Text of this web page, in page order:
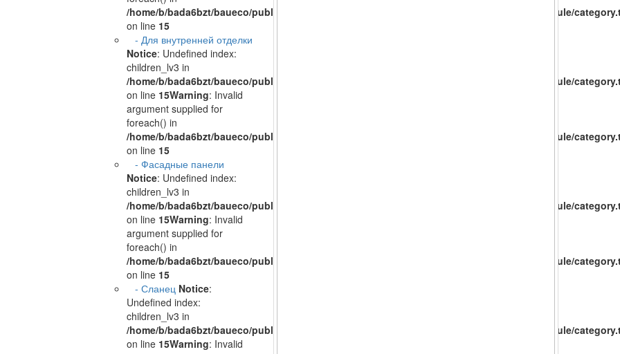
/home/b/bada6bzt/baueco/public_html/catalog/view/theme/baueco/template/extension/module/
on line 15
- Для внутренней отделки
Notice: Undefined index:
children_lv3 in
/home/b/bada6bzt/baueco/public_html/catalog/view/theme/baueco/template/extension/module/
on line 15Warning: Invalid
argument supplied for
foreach() in
/home/b/bada6bzt/baueco/public_html/catalog/view/theme/baueco/template/extension/module/
on line 15
- Фасадные панели
Notice: Undefined index:
children_lv3 in
/home/b/bada6bzt/baueco/public_html/catalog/view/theme/baueco/template/extension/module/
on line 15Warning: Invalid
argument supplied for
foreach() in
/home/b/bada6bzt/baueco/public_html/catalog/view/theme/baueco/template/extension/module/
on line 15
- Сланец Notice:
Undefined index:
children_lv3 in
/home/b/bada6bzt/baueco/public_html/catalog/view/theme/baueco/template/extension/module/
on line 15Warning: Invalid